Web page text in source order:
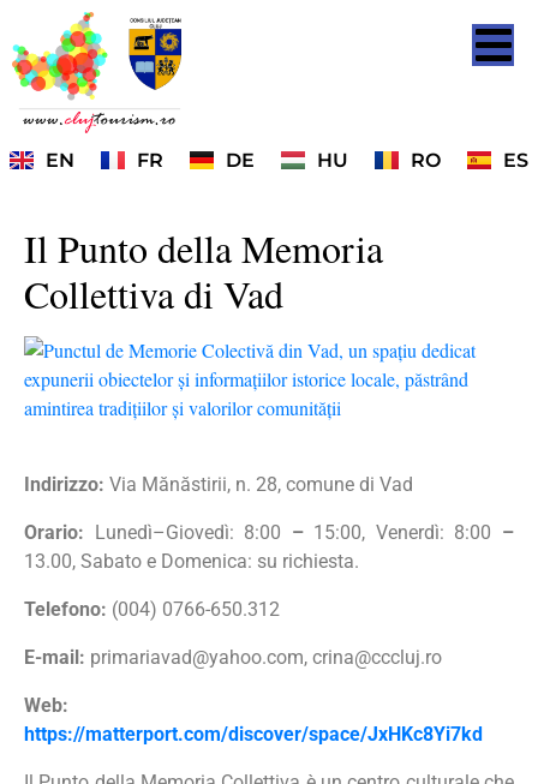
EN FR DE HU RO ES
Il Punto della Memoria
Collettiva di Vad
Indirizzo: Via Mănăstirii, n. 28, comune di Vad
Orario: Lunedì–Giovedì: 8:00 –15:00, Venerdì: 8:00 –
13.00, Sabato e Domenica: su richiesta.
Telefono: (004) 0766-650.312
E-mail: primariavad@yahoo.com, crina@cccluj.ro
Web:
https://matterport.com/discover/space/JxHKc8Yi7kd